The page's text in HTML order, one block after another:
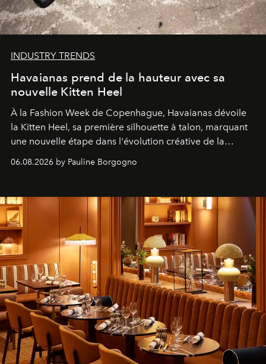
INDUSTRY TRENDS
Havaianas prend de la hauteur avec sa
nouvelle Kitten Heel
À la Fashion Week de Copenhague, Havaianas dévoile
la Kitten Heel, sa première silhouette à talon, marquant
une nouvelle étape dans l'évolution créative de la
06.08.2026 by Pauline Borgogno